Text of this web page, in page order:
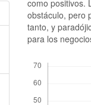
como positivos.
obstáculo, pero
tanto, y
para los